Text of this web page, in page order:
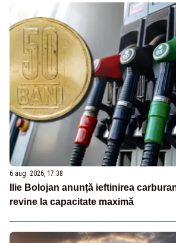
6 aug. 2026, 17:38
Ilie Bolojan anunță ieftinirea
revine la capacitate maximă